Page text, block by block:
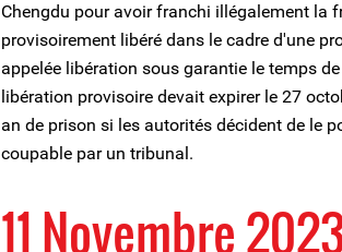
Chengdu pour avoir franchi illégalement la
provisoirement libéré dans le cadre d'une
appelée libération sous garantie le temps
libération provisoire devait expirer le 27
an de prison si les autorités décident de le
coupable par un tribunal.
11 Novembre